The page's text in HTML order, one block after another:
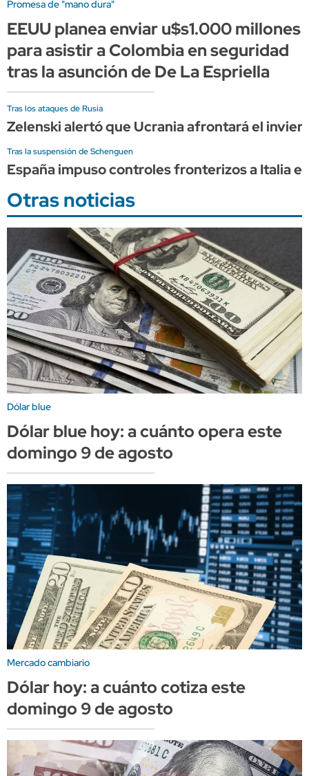
Promesa de "mano dura"
EEUU planea enviar u$s1.000 millones
para asistir a Colombia en seguridad
tras la asunción de De La Espriella
Tras los ataques de Rusia
Zelenski alertó que Ucrania afrontará el
Tras la suspensión de Schenguen
España impuso controles fronterizos a Italia
Otras noticias
Dólar blue
Dólar blue hoy: a cuánto opera este
domingo 9 de agosto
Mercado cambiario
Dólar hoy: a cuánto cotiza este
domingo 9 de agosto